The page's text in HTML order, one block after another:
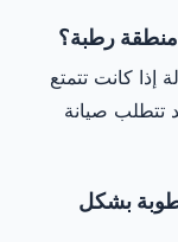
رطبة؟
إذا كانت تتمتع
تتطلب صيانة
بشكل